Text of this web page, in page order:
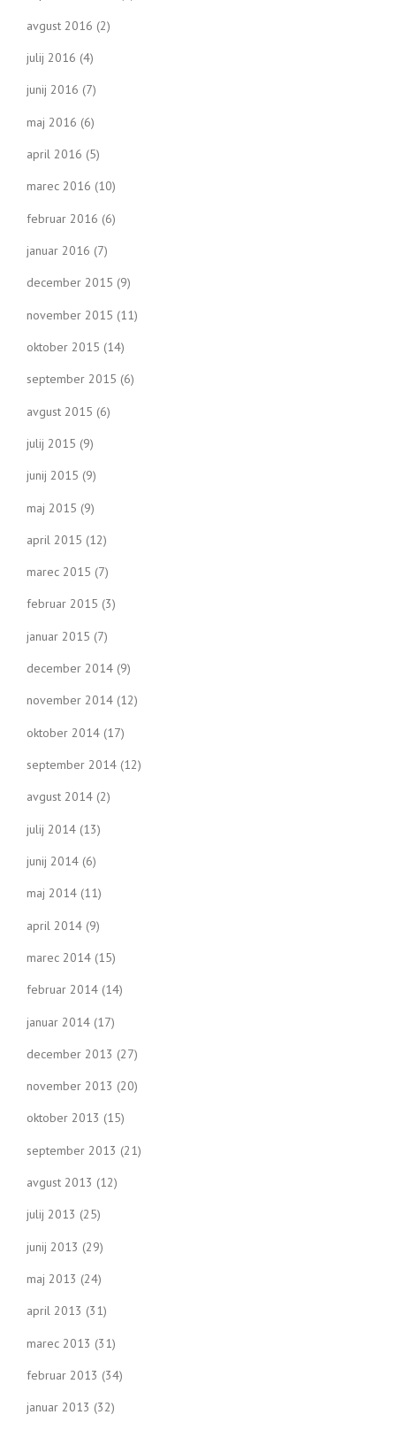
avgust 2016 (2)
julij 2016 (4)
junij 2016 (7)
maj 2016 (6)
april 2016 (5)
marec 2016 (10)
februar 2016 (6)
januar 2016 (7)
december 2015 (9)
november 2015 (11)
oktober 2015 (14)
september 2015 (6)
avgust 2015 (6)
julij 2015 (9)
junij 2015 (9)
maj 2015 (9)
april 2015 (12)
marec 2015 (7)
februar 2015 (3)
januar 2015 (7)
december 2014 (9)
november 2014 (12)
oktober 2014 (17)
september 2014 (12)
avgust 2014 (2)
julij 2014 (13)
junij 2014 (6)
maj 2014 (11)
april 2014 (9)
marec 2014 (15)
februar 2014 (14)
januar 2014 (17)
december 2013 (27)
november 2013 (20)
oktober 2013 (15)
september 2013 (21)
avgust 2013 (12)
julij 2013 (25)
junij 2013 (29)
maj 2013 (24)
april 2013 (31)
marec 2013 (31)
februar 2013 (34)
januar 2013 (32)